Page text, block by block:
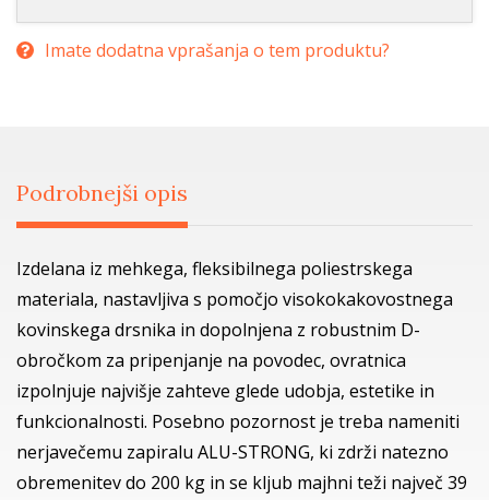
Imate dodatna vprašanja o tem produktu?
Podrobnejši opis
Izdelana iz mehkega, fleksibilnega poliestrskega
materiala, nastavljiva s pomočjo visokokakovostnega
kovinskega drsnika in dopolnjena z robustnim D-
obročkom za pripenjanje na povodec, ovratnica
izpolnjuje najvišje zahteve glede udobja, estetike in
funkcionalnosti. Posebno pozornost je treba nameniti
nerjavečemu zapiralu ALU-STRONG, ki zdrži natezno
obremenitev do 200 kg in se kljub majhni teži največ 39